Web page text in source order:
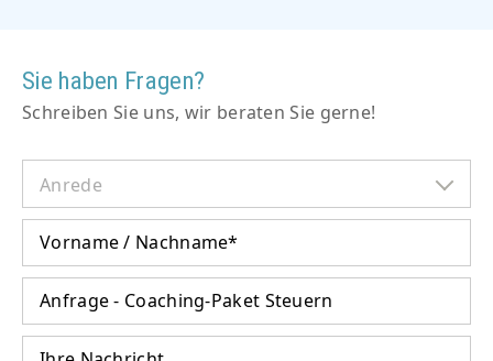
Sie haben Fragen?
Schreiben Sie uns, wir beraten Sie gerne!
Anrede